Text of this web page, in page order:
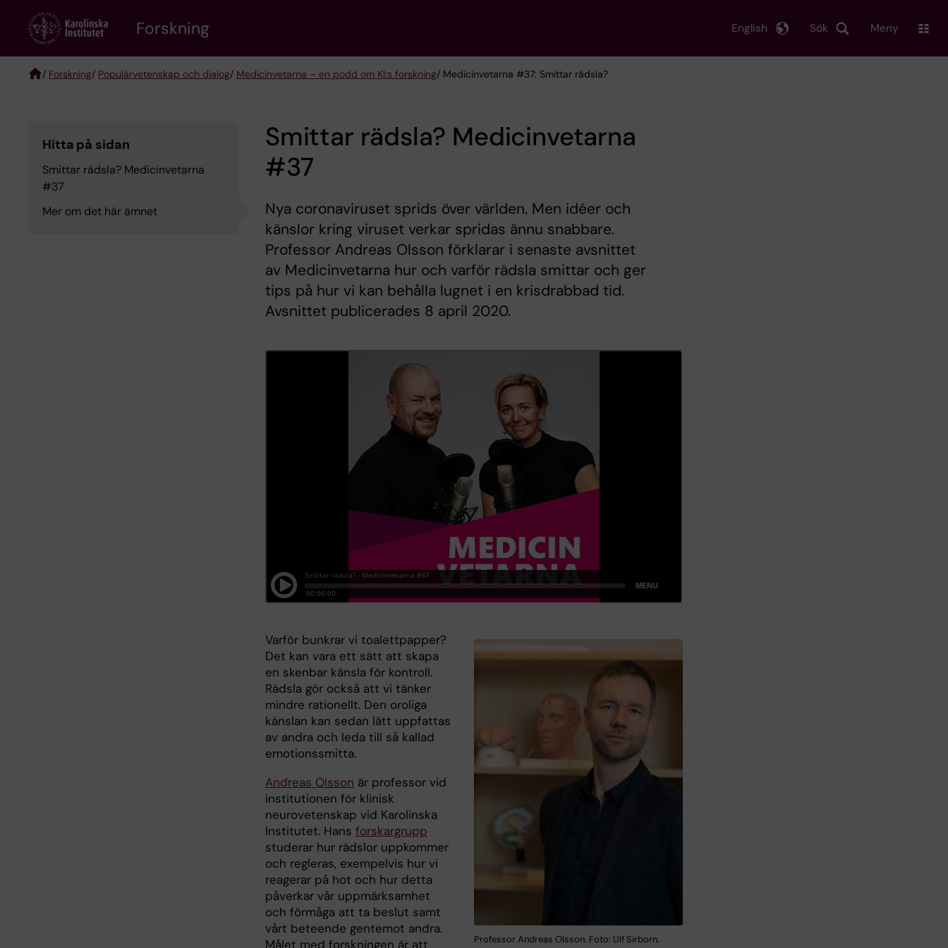
content
Forskning Sök
English Meny
/ Forskning/ Populärvetenskap och dialog/ Medicinvetarna – en podd om KI:s forskning/ Medicinvetarna #37: Smittar rädsla?
Hitta på sidan
Smittar rädsla? Medicinvetarna
#37
Mer om det här ämnet
Smittar rädsla? Medicinvetarna
#37
Nya coronaviruset sprids över världen. Men idéer och
känslor kring viruset verkar spridas ännu snabbare.
Professor Andreas Olsson förklarar i senaste avsnittet
av Medicinvetarna hur och varför rädsla smittar och ger
tips på hur vi kan behålla lugnet i en krisdrabbad tid.
Avsnittet publicerades 8 april 2020.
Professor Andreas Olsson. Foto: Ulf Sirborn.
Varför bunkrar vi toalettpapper?
Det kan vara ett sätt att skapa
en skenbar känsla för kontroll.
Rädsla gör också att vi tänker
mindre rationellt. Den oroliga
känslan kan sedan lätt uppfattas
av andra och leda till så kallad
emotionssmitta.
Andreas Olsson är professor vid
institutionen för klinisk
neurovetenskap vid Karolinska
Institutet. Hans forskargrupp
studerar hur rädslor uppkommer
och regleras, exempelvis hur vi
reagerar på hot och hur detta
påverkar vår uppmärksamhet
och förmåga att ta beslut samt
vårt beteende gentemot andra.
Målet med forskningen är att